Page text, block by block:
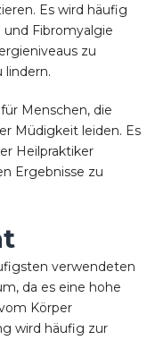
Es wird häufig
Fibromyalgie
zu
lindern.
Menschen, die
Müdigkeit leiden. Es
Heilpraktiker
Ergebnisse zu
verwendeten
da es eine hohe
Körper
wird häufig zur